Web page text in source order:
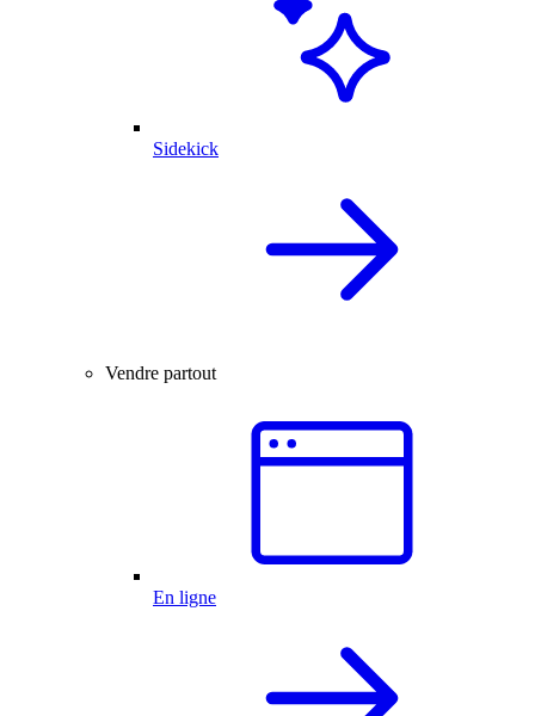
Sidekick
Vendre partout
En ligne